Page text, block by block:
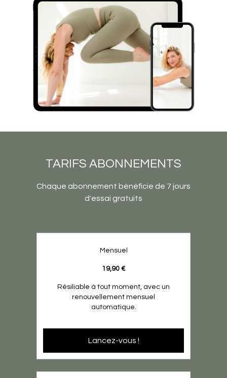
TARIFS ABONNEMENTS
Chaque abonnement bénéficie de 7 jours
d'essai gratuits
Mensuel
19,90 €
Résiliable à tout moment, avec un
renouvellement mensuel
automatique.
Lancez-vous !